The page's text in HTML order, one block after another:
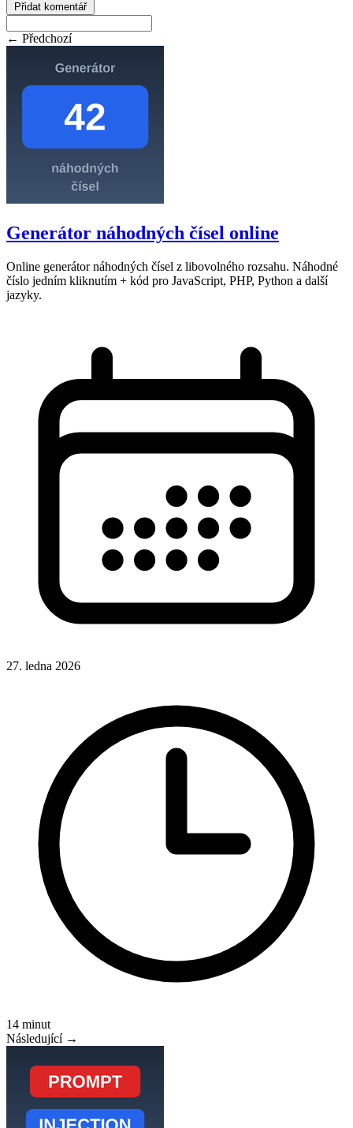
Přidat komentář
← Předchozí
Generátor náhodných čísel online
Online generátor náhodných čísel z libovolného rozsahu. Náhodné
číslo jedním kliknutím + kód pro JavaScript, PHP, Python a další
jazyky.
27. ledna 2026
14 minut
Následující →